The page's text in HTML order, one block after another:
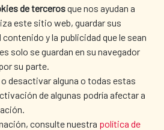
de tercerosque nos ayudan a
este sitio web, guardar sus
y la publicidad que le sean
solo se guardan en su navegador
su parte.
desactivar alguna o todas estas
de algunas podría afectar a
consulte nuestra política de
LIBRARY